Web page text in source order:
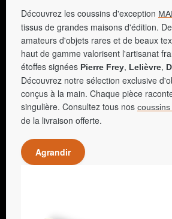
Découvrez les coussins d'exception
tissus de grandes maisons d'édition.
amateurs d'objets rares et de beaux
haut de gamme valorisent l'artisanat
étoffes signées Pierre Frey, Lelièvre,
Découvrez notre sélection exclusive
conçus à la main. Chaque pièce
singulière. Consultez tous nos
de la livraison offerte.
Agrandir